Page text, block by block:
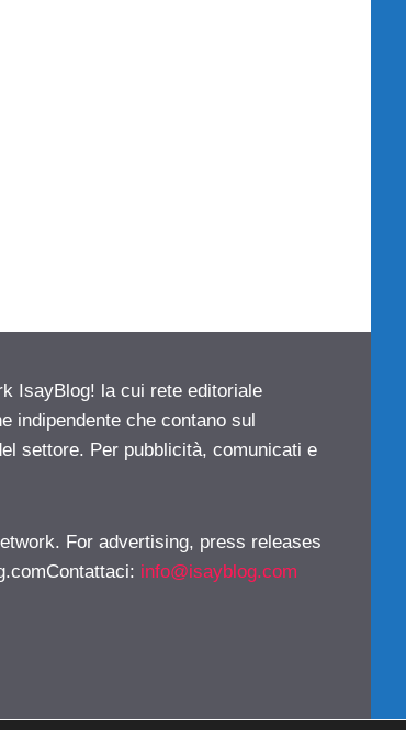
IsayBlog! la cui rete editoriale
indipendente che contano sul
settore. Per pubblicità, comunicati e
For advertising, press releases
: info@isayblog.com